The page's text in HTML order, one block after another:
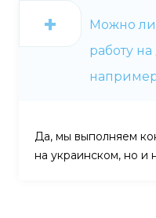
Можно ли
работу
Да, мы выполняем
на украинском, но и